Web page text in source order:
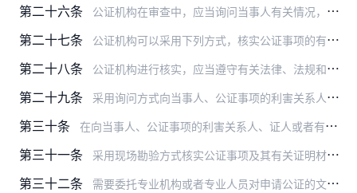
第二十六条 公证机构在审查中，应当询问当事人有关情况，释明法律风险，提出法律意见建议，解答当事人疑问；发现有重大、复杂情形的，应当由公证机构集体讨论。
第二十七条 公证机构可以采用下列方式，核实公证事项的有关情况以及证明材料：
第二十八条 公证机构进行核实，应当遵守有关法律、法规和有关办证规则的规定。
第二十九条 采用询问方式向当事人、公证事项的利害关系人或者有关证人了解、核实公证事项的有关情况以及证明材料的，应当告知被询问人享有的权利、承担的义务及其法律责任。询问的内容…
第三十条 在向当事人、公证事项的利害关系人、证人或者有关单位、个人核实或者收集有关公证事项的证明材料时，需要摘抄、复印（复制）有关资料、证明原件、档案材料或者对实物证据照…
第三十一条 采用现场勘验方式核实公证事项及其有关证明材料的，应当制作勘验笔录，由核实人员及见证人签名或者盖章。根据需要，可以采用绘图、照相、录像或者录音等方式对勘验情况或者…
第三十二条 需要委托专业机构或者专业人员对申请公证的文书或者公证事项的证明材料进行鉴定、检验检测、翻译的，应当告知当事人由其委托办理，或者征得当事人的同意代为办理。鉴定意见…